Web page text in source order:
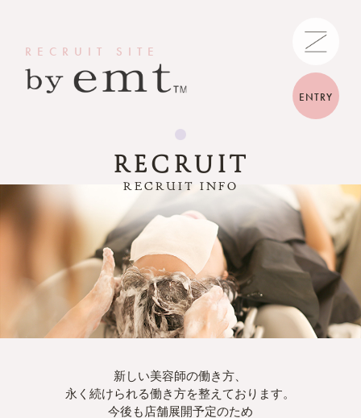
RECRUIT SITE
ENTRY
RECRUIT
RECRUIT INFO
新しい美容師の働き方、
永く続けられる働き方を整えております。
今後も店舗展開予定のため